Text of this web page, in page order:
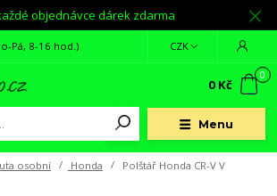
objednávce dárek zdarma
Menu
CZK
Pá, 8-16 hod.)
0
0 Kč
osobní Honda Polštář Honda CR-V V